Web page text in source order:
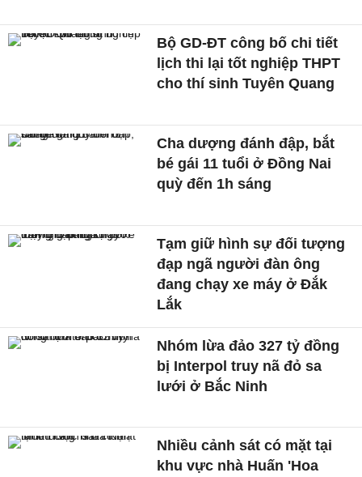
Bộ GD-ĐT công bố chi tiết
lịch thi lại tốt nghiệp THPT
cho thí sinh Tuyên Quang
Cha dượng đánh đập, bắt
bé gái 11 tuổi ở Đồng Nai
quỳ đến 1h sáng
Tạm giữ hình sự đối tượng
đạp ngã người đàn ông
đang chạy xe máy ở Đắk
Lắk
Nhóm lừa đảo 327 tỷ đồng
bị Interpol truy nã đỏ sa
lưới ở Bắc Ninh
Nhiều cảnh sát có mặt tại
khu vực nhà Huấn 'Hoa